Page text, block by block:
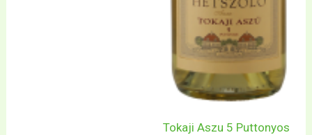
Tokaji Aszu 5 Puttonyos